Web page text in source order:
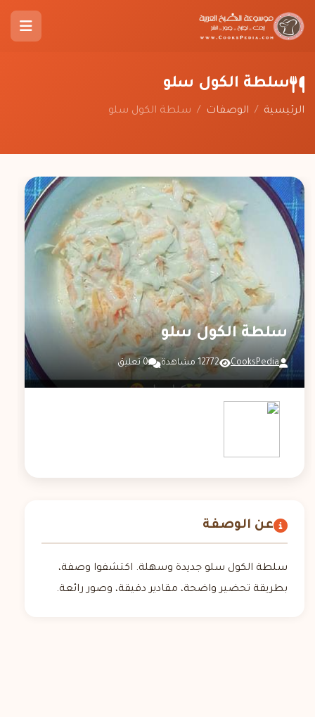
سلطة الكول سلو
الرئيسية / الوصفات / سلطة الكول سلو
سلطة الكول سلو
CooksPedia 12772 مشاهدة 0 تعليق
عن الوصفة
سلطة الكول سلو جديدة وسهلة. اكتشفوا وصفة،
بطريقة تحضير واضحة، مقادير دقيقة، وصور رائعة.